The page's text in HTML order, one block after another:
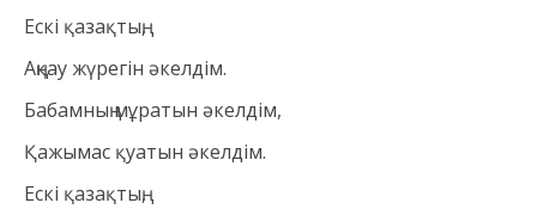
Ескі қазақтың,
Аңқау жүрегін әкелдім.
Бабамның мұратын әкелдім,
Қажымас қуатын әкелдім.
Ескі қазақтың,